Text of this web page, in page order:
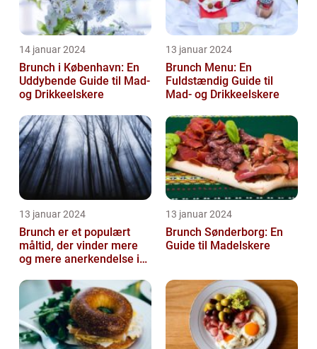
14 januar 2024
Brunch i København: En
Uddybende Guide til Mad-
og Drikkeelskere
13 januar 2024
Brunch Menu: En
Fuldstændig Guide til
Mad- og Drikkeelskere
13 januar 2024
Brunch er et populært
måltid, der vinder mere
og mere anerkendelse i
verden
13 januar 2024
Brunch Sønderborg: En
Guide til Madelskere